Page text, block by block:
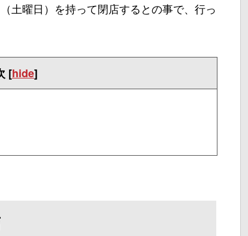
土曜日）を持って閉店するとの事で、行っ
[hide]